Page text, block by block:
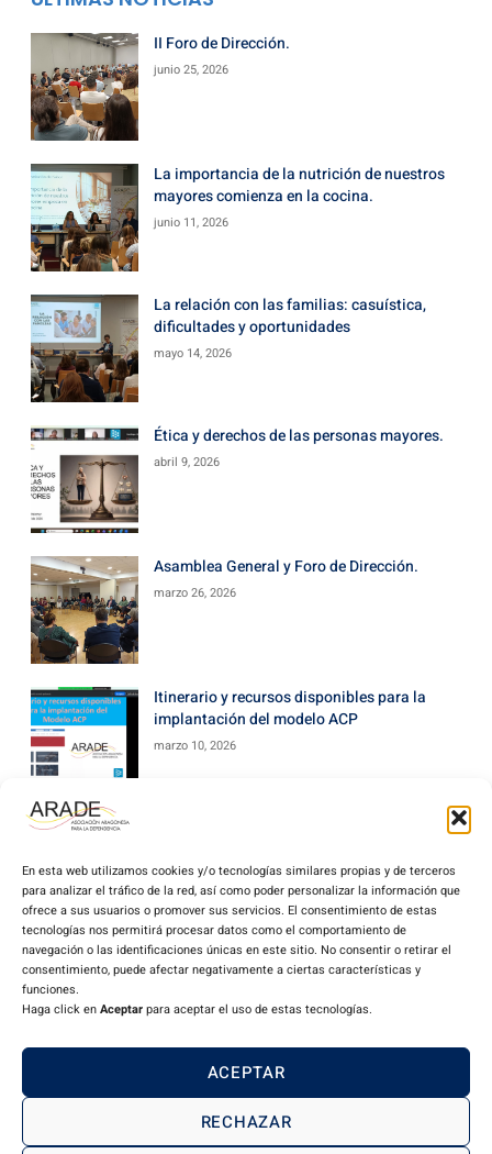
En esta web utilizamos cookies y/o tecnologías similares propias y de terceros
para analizar el tráfico de la red, así como poder personalizar la información que
ofrece a sus usuarios o promover sus servicios. El consentimiento de estas
tecnologías nos permitirá procesar datos como el comportamiento de
navegación o las identificaciones únicas en este sitio. No consentir o retirar el
consentimiento, puede afectar negativamente a ciertas características y
funciones.
Haga click enAceptarpara aceptar el uso de estas tecnologías.
ACEPTAR
RECHAZAR
II Foro de Dirección.
junio 25, 2026
La importancia de la nutrición de nuestros
mayores comienza en la cocina.
junio 11, 2026
La relación con las familias: casuística,
dificultades y oportunidades
mayo 14, 2026
Ética y derechos de las personas mayores.
abril 9, 2026
Asamblea General y Foro de Dirección.
marzo 26, 2026
Itinerario y recursos disponibles para la
implantación del modelo ACP
marzo 10, 2026
Aviso Legal Declaración de accesibilidad